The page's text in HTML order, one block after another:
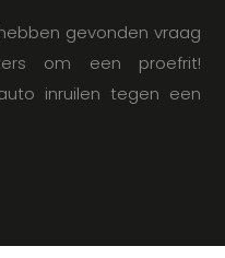
gevonden vraag
om een proefrit!
inruilen tegen een